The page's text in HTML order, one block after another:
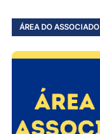
ÁREA DO ASSOCIADO